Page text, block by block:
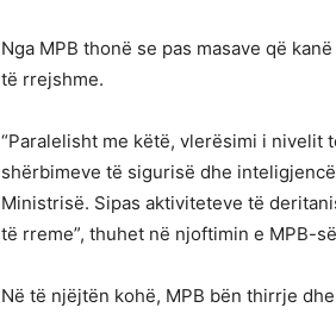
Nga MPB thonë se pas masave që
të rrejshme.
“Paralelisht me këtë, vlerësimi i
shërbimeve të sigurisë dhe
Ministrisë. Sipas aktiviteteve të
të rreme”, thuhet në njoftimin e MPB-
Në të njëjtën kohë, MPB bën thirrje